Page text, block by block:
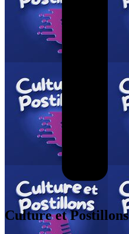
Culture et Postillons